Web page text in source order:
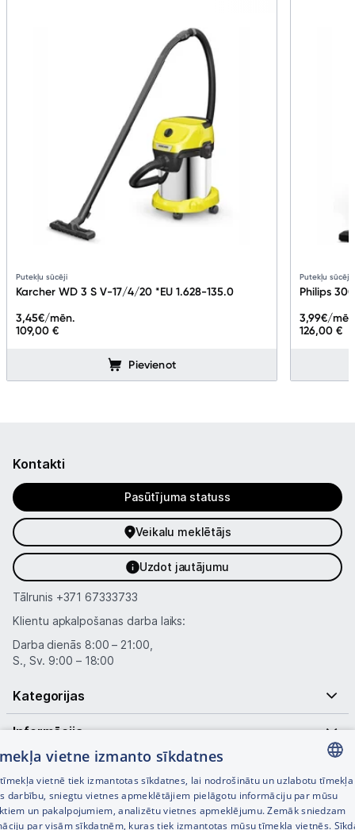
Putekļu sūcēji
Karcher WD 3 S V-17/4/20 *EU 1.628-135.0
109,00 €
3,45€/mēn.
Pievienot
Putekļu sūcēji
Philips
126,00 €
3,99€/
Kontakti
Pasūtījuma statuss
Veikalu meklētājs
Uzdot jautājumu
Tālrunis +371 67333733
Klientu apkalpošanas darba laiks:
Darba dienās 8:00 – 21:00,
S., Sv. 9:00 – 18:00
Kategorijas
Informācija
Noderīgas saites
LATVIAN
RUSSIAN
vietne izmanto sīkdatnes
vietnē tiek izmantotas sīkdatnes, lai nodrošinātu un uzlabotu tīmekļa
darbību, sniegtu vietnes apmeklētājiem pielāgotu informāciju par mūsu
un pakalpojumiem, analizētu vietnes apmeklējumu. Zemāk sniedzam
par visām sīkdatnēm, kuras tiek izmantotas mūsu tīmekļa vietnēs.